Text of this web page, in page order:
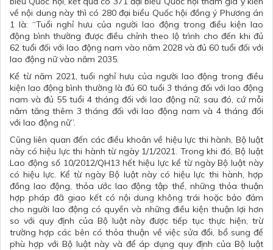
về nội dung này thì có 280 đại biểu Quốc hội đồng ý Phương án
1 là: “Tuổi nghỉ hưu của người lao động trong điều kiện lao
động bình thường được điều chỉnh theo lộ trình cho đến khi đủ
62 tuổi đối với lao động nam vào năm 2028 và đủ 60 tuổi đối với
lao động nữ vào năm 2035.
Kể từ năm 2021, tuổi nghỉ hưu của người lao động trong điều
kiện lao động bình thường là đủ 60 tuổi 3 tháng đối với lao động
nam và đủ 55 tuổi 4 tháng đối với lao động nữ; sau đó, cứ mỗi
năm tăng thêm 3 tháng đối với lao động nam và 4 tháng đối
với lao động nữ”.
Cũng liên quan đến các điều khoản về hiệu lực thi hành, Bộ luật
này có hiệu lực thi hành từ ngày 1/1/2021. Trong khi đó, Bộ luật
Lao động số 10/2012/QH13 hết hiệu lực kể từ ngày Bộ luật này
có hiệu lực. Kể từ ngày Bộ luật này có hiệu lực thi hành, hợp
đồng lao động, thỏa ước lao động tập thể, những thỏa thuận
hợp pháp đã giao kết có nội dung không trái hoặc bảo đảm
cho người lao động có quyền và những điều kiện thuận lợi hơn
so với quy định của Bộ luật này được tiếp tục thực hiện, trừ
trường hợp các bên có thỏa thuận về việc sửa đổi, bổ sung để
phù hợp với Bộ luật này và để áp dụng quy định của Bộ luật